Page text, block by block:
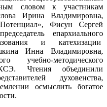
словом к участникам
Ирина Владимировна,
Фисун Сергей
епархиального
и катехизации
Инна Владимировна,
учебно-методического
Чтения объединили
духовенства,
осмыслить богатое